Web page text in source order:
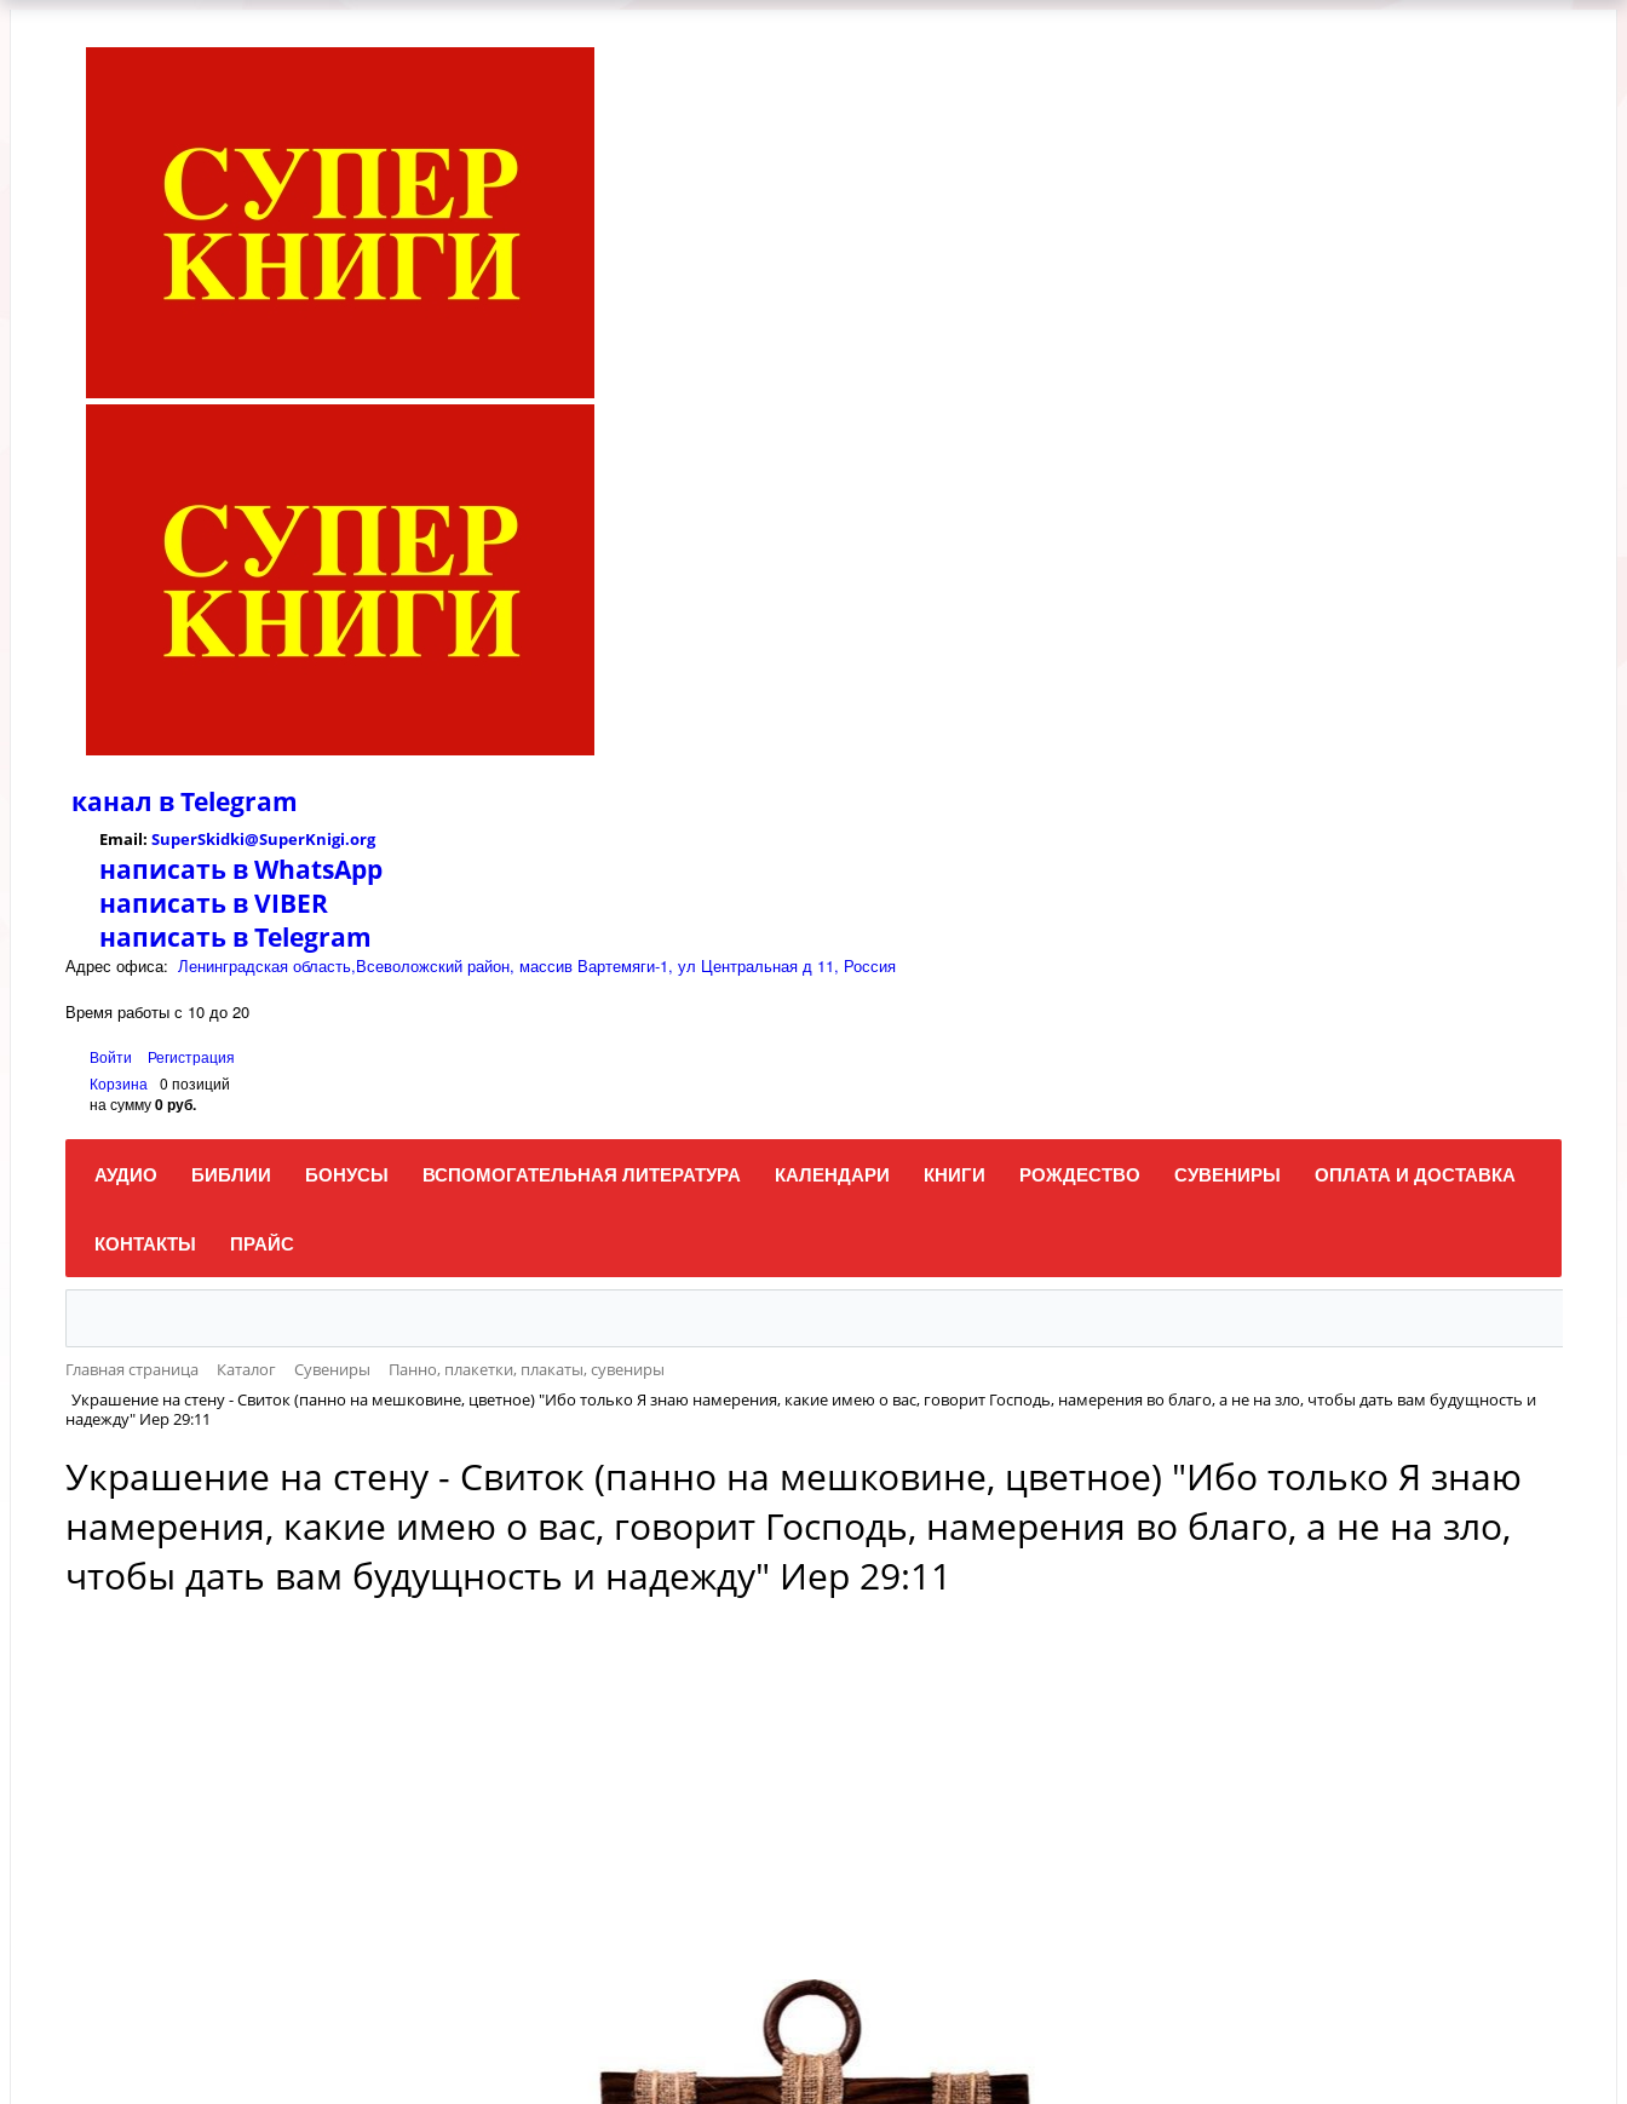
канал вTelegram
Email: SuperSkidki@SuperKnigi.org
написать в WhatsApp
написать в VIBER
написать в Telegram
Адрес офиса: Ленинградская область,Всеволожский район, массив Вартемяги-1, ул Центральная д 11, Россия
Время работы с 10 до 20
Войти
Регистрация
Корзина
0 позиций
на сумму0 руб.
АУДИО БИБЛИИ БОНУСЫ ВСПОМОГАТЕЛЬНАЯ ЛИТЕРАТУРА КАЛЕНДАРИ КНИГИ РОЖДЕСТВО СУВЕНИРЫ ОПЛАТА И ДОСТАВКА
КОНТАКТЫ ПРАЙС
Главная страница Каталог Сувениры
Панно, плакетки, плакаты, сувениры
Украшение на стену - Свиток (панно на мешковине, цветное) "Ибо только Я знаю намерения, какие имею о вас, говорит Господь, намерения во благо, а не на зло, чтобы дать вам будущность и
надежду" Иер 29:11
Украшение на стену - Свиток (панно на мешковине, цветное) "Ибо только Я знаю
намерения, какие имею о вас, говорит Господь, намерения во благо, а не на зло,
чтобы дать вам будущность и надежду" Иер 29:11